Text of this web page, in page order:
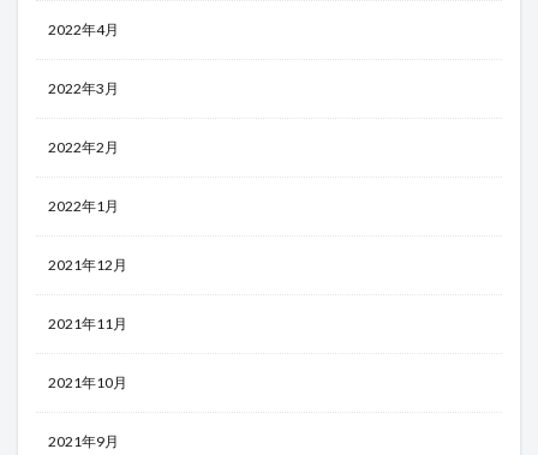
2022年4月
2022年3月
2022年2月
2022年1月
2021年12月
2021年11月
2021年10月
2021年9月